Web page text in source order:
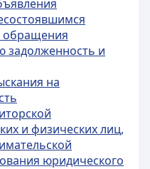
обращения
задолженность и
на
и физических лиц,
юридического